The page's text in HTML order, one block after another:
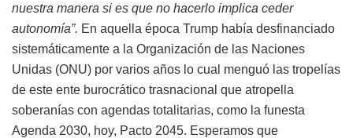
nuestra manera si es que no hacerlo implica ceder
autonomía”. En aquella época Trump había desfinanciado
sistemáticamente a la Organización de las Naciones
Unidas (ONU) por varios años lo cual menguó las tropelías
de este ente burocrático trasnacional que atropella
soberanías con agendas totalitarias, como la funesta
Agenda 2030, hoy, Pacto 2045. Esperamos que